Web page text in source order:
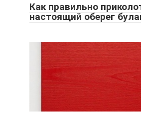
Как правильно
настоящий оберег